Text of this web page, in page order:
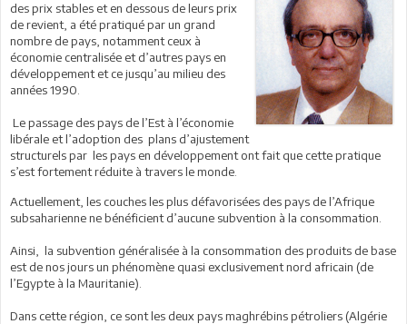
des prix stables et en dessous de leurs prix
de revient, a été pratiqué par un grand
nombre de pays, notamment ceux à
économie centralisée et d’autres pays en
développement et ce jusqu’au milieu des
années 1990.
Le passage des pays de l’Est à l’économie
libérale et l’adoption des plans d’ajustement
structurels par les pays en développement ont fait que cette pratique
s’est fortement réduite à travers le monde.
Actuellement, les couches les plus défavorisées des pays de l’Afrique
subsaharienne ne bénéficient d’aucune subvention à la consommation.
Ainsi, la subvention généralisée à la consommation des produits de base
est de nos jours un phénomène quasi exclusivement nord africain (de
l’Egypte à la Mauritanie).
Dans cette région, ce sont les deux pays maghrébins pétroliers (Algérie